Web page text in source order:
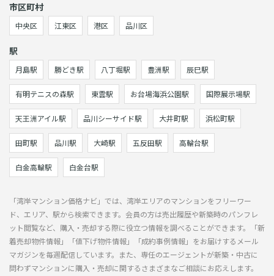
市区町村
中央区 江東区 港区 品川区
駅
月島駅 勝どき駅 八丁堀駅 豊洲駅 辰巳駅
有明テニスの森駅 東雲駅 お台場海浜公園駅 国際展示場駅
天王洲アイル駅 品川シーサイド駅 大井町駅 浜松町駅
田町駅 品川駅 大崎駅 五反田駅 高輪台駅
白金高輪駅 白金台駅
「湾岸マンション価格ナビ」では、湾岸エリアのマンションをフリーワー
ド、エリア、駅から検索できます。会員の方は売出履歴や新築時のパンフレ
ット閲覧など、購入・売却する際に役立つ情報を調べることができます。「新
着売却物件情報」「値下げ物件情報」「成約事例情報」をお届けするメール
マガジンを毎週配信しています。また、専任のエージェントが新築・中古に
問わずマンションに購入・売却に関するさまざまなご相談にお応えします。